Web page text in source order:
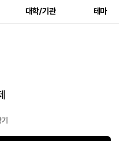
대학/기관 테마